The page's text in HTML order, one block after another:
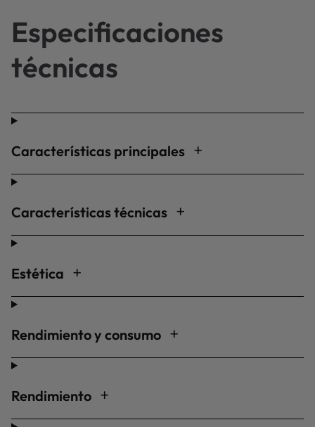
Especificaciones
técnicas
Características principales
Características técnicas
Estética
Rendimiento y consumo
Rendimiento